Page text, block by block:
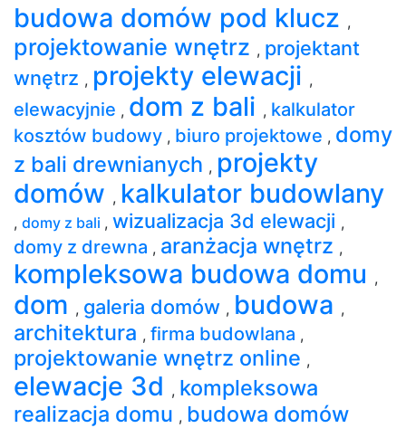
budowa domów pod klucz ,
projektowanie wnętrz , projektant
wnętrz , projekty elewacji ,
elewacyjnie , dom z bali , kalkulator
kosztów budowy , biuro projektowe , domy
z bali drewnianych , projekty
domów , kalkulator budowlany
, domy z bali , wizualizacja 3d elewacji ,
domy z drewna , aranżacja wnętrz ,
kompleksowa budowa domu ,
dom , galeria domów , budowa ,
architektura , firma budowlana ,
projektowanie wnętrz online ,
elewacje 3d , kompleksowa
realizacja domu , budowa domów